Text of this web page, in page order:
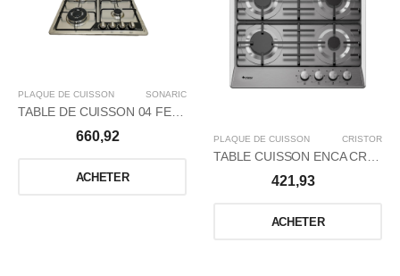
PLAQUE DE CUISSON SONARIC
TABLE DE CUISSON 04 FEUX INOX THERMOCOUPLE
660,92
ACHETER
PLAQUE DE CUISSON CRISTOR
421,93
ACHETER